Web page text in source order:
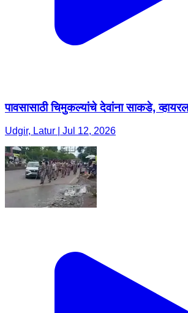
पावसासाठी चिमुकल्यांचे देवांना साकडे,
Udgir, Latur | Jul 12, 2026